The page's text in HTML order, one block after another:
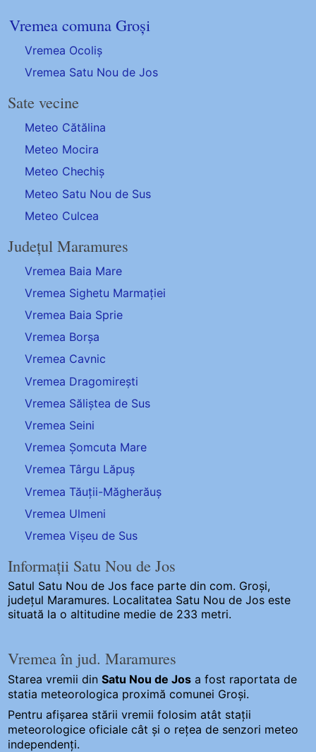
Vremea comuna Groși
Vremea Ocoliș
Vremea Satu Nou de Jos
Sate vecine
Meteo Cătălina
Meteo Mocira
Meteo Chechiș
Meteo Satu Nou de Sus
Meteo Culcea
Județul Maramures
Vremea Baia Mare
Vremea Sighetu Marmației
Vremea Baia Sprie
Vremea Borșa
Vremea Cavnic
Vremea Dragomirești
Vremea Săliștea de Sus
Vremea Seini
Vremea Șomcuta Mare
Vremea Târgu Lăpuș
Vremea Tăuții-Măgherăuș
Vremea Ulmeni
Vremea Vișeu de Sus
Informații Satu Nou de Jos
Satul Satu Nou de Jos face parte din com. Groși,
județul Maramures. Localitatea Satu Nou de Jos este
situată la o altitudine medie de 233 metri.
Vremea în jud. Maramures
Starea vremii dinSatu Nou de Jos a fost raportata de
statia meteorologica proximă comunei Groși.
Pentru afișarea stării vremii folosim atât stații
meteorologice oficiale cât și o rețea de senzori meteo
independenți.